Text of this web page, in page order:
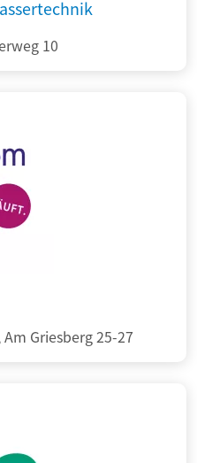
10
Griesberg 25-27